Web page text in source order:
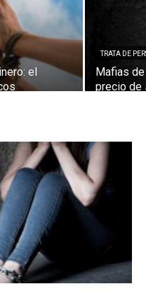
el
TRATA DE
Mafias
precio de